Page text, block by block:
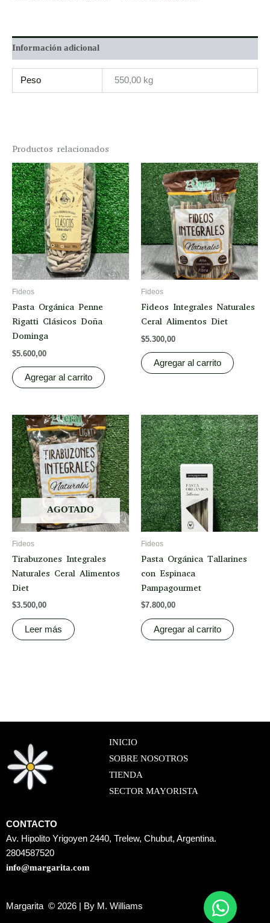
Información adicional
Peso 550,00 kg
Productos relacionados
Fideos
Pasta Orgánica Penne
Rigatti Clásicos Doña
Dominga
$5.600,00
Agregar al carrito
Fideos
Fideos Integrales Naturales
Ceral Alimentos Diet
$5.300,00
Agregar al carrito
AGOTADO
Fideos
Tirabuzones Integrales
Naturales Ceral Alimentos
Diet
$3.500,00
Leer más
Fideos
Pasta Orgánica Tallarines
con Espinaca
Pampagourmet
$7.800,00
Agregar al carrito
INICIO
SOBRE NOSOTROS
TIENDA
SECTOR MAYORISTA
CONTACTO
Av. Hipolito Yrigoyen 2440, Trelew, Chubut, Argentina.
2804587520
info@margarita.com
Margarita © 2026 | By M. Williams